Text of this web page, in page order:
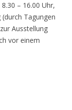
– 16.00 Uhr,
(durch Tagungen
Ausstellung
vor einem